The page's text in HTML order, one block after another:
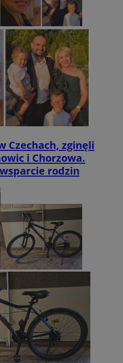
Czechach, zginęli
i Chorzowa.
rodzin